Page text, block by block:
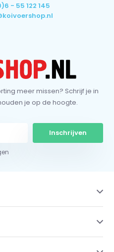
- 55 122 145
meer missen? Schrijf je in
je op de hoogte.
Inschrijven